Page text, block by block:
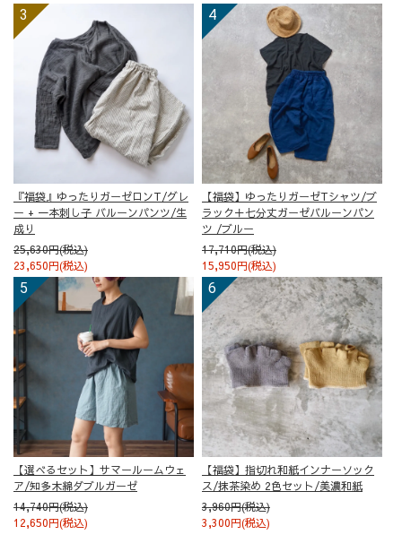
『福袋』ゆったりガーゼロンT/グレ
ー + 一本刺し子 バルーンパンツ/生
成り
25,630円(税込)
23,650円(税込)
【福袋】ゆったりガーゼTシャツ/ブ
ラック＋七分丈ガーゼバルーンパン
ツ /ブルー
17,710円(税込)
15,950円(税込)
【選べるセット】サマールームウェ
ア/知多木綿ダブルガーゼ
14,740円(税込)
12,650円(税込)
【福袋】指切れ和紙インナーソック
ス/抹茶染め 2色セット/美濃和紙
3,960円(税込)
3,300円(税込)